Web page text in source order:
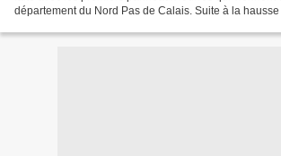
département du Nord Pas de Calais. Suite à la